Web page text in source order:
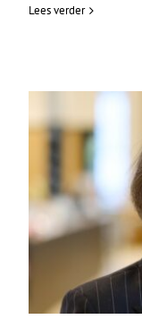
Lees verder